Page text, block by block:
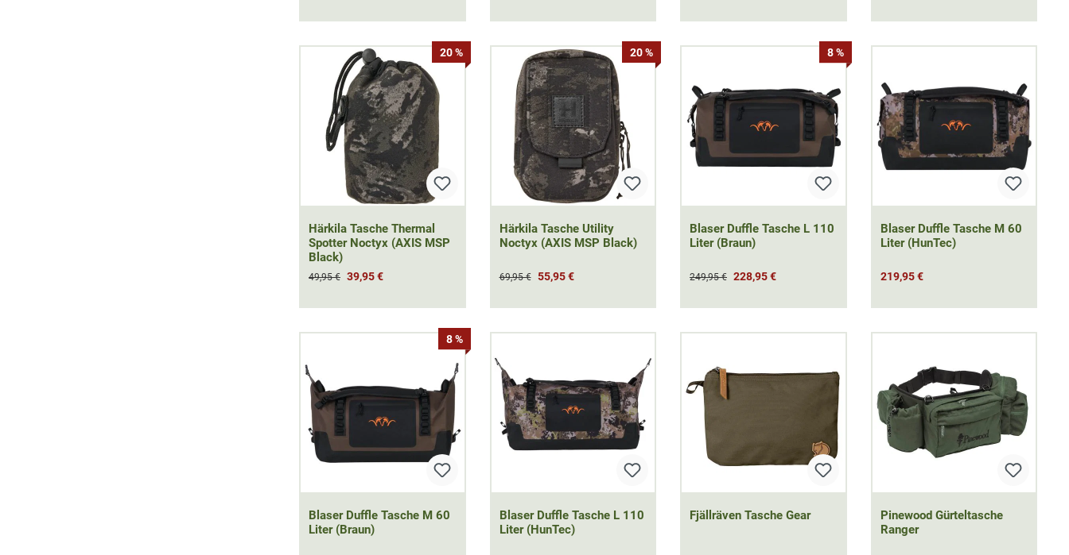
20 %
Härkila Tasche Thermal
Spotter Noctyx (AXIS MSP
Black)
49,95 € 39,95 €
20 %
Härkila Tasche Utility
Noctyx (AXIS MSP Black)
69,95 € 55,95 €
8 %
Blaser Duffle Tasche L 110
Liter (Braun)
249,95 € 228,95 €
Blaser Duffle Tasche M 60
Liter (HunTec)
219,95 €
8 %
Blaser Duffle Tasche M 60
Liter (Braun)
Blaser Duffle Tasche L 110
Liter (HunTec)
Fjällräven Tasche Gear
Pinewood Gürteltasche
Ranger